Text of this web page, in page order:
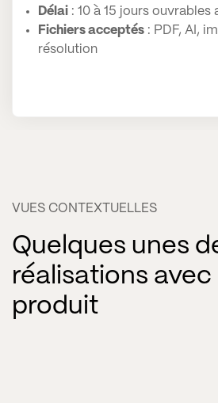
Délai : 10 à 15 jours ouvrables
Fichiers acceptés : PDF, AI,
résolution
VUES CONTEXTUELLES
Quelques unes
réalisations avec
produit